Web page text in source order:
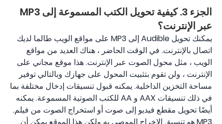
الجزء 3. كيفية تحويل الكتب المسموعة إلى MP3
عبر الإنترنت؟
يمكنك تحويل Audible إلى MP3 على مواقع الويب طالما لديك
اتصال بالإنترنت. في الوقت الحاضر ، هناك العديد من مواقع
الويب ، مثل محول الصوت عبر الإنترنت. هذا موقع مجاني على
الإنترنت ، ولن تقوم بتثبيت المحول على جهازك وبالتالي توفير
مساحة التخزين الداخلية. يمكنه قبول تنسيقات إدخال مختلفة بما
في ذلك تنسيقات AAX و AA للكتب الصوتية المسموعة. يمكنه
أيضًا تحويل مقطع فيديو إلى صوت أو استخراج الصوت من فيلم.
MP3 هو تنسيق الإخراج الموصى به ولكن هذا الموقع يمكن أن